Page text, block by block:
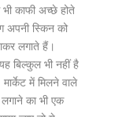
काफी अच्छे होते
अपनी स्किन को
लगाते हैं।
बिल्कुल भी नहीं है
में मिलने वाले
का भी एक